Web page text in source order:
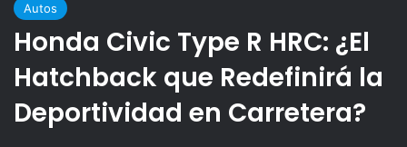
Autos
Honda Civic Type R HRC: ¿El
Hatchback que Redefinirá la
Deportividad en Carretera?